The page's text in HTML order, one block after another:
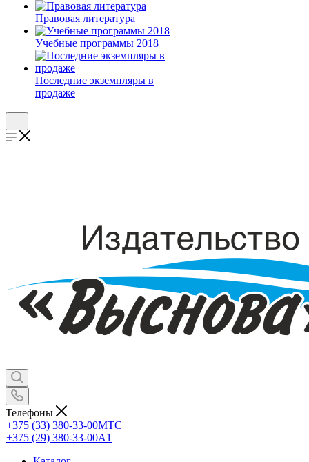
Правовая литература
Учебные программы 2018
Последние экземпляры в
продаже
Телефоны
+375 (33) 380-33-00МТС
+375 (29) 380-33-00А1